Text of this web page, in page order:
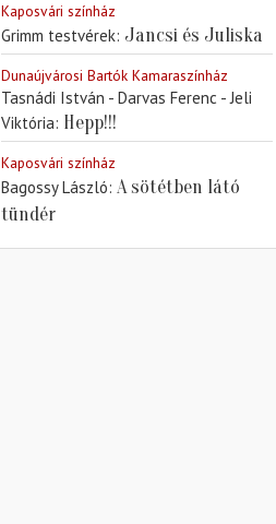
Kaposvári színház
Grimm testvérek Jancsi és Juliska
Dunaújvárosi Bartók Kamaraszínház
Tasnádi István - Darvas Ferenc - Jeli
Viktória Hepp!!!
Kaposvári színház
Bagossy László A sötétben látó
tündér